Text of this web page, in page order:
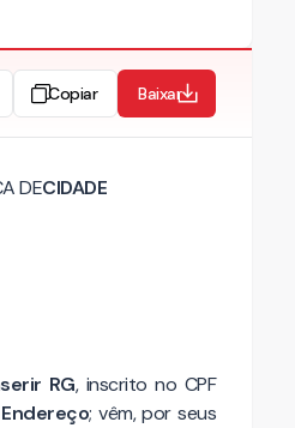
Copiar Baixar
DECIDADE
RG, inscrito no CPF
; vêm, por seus